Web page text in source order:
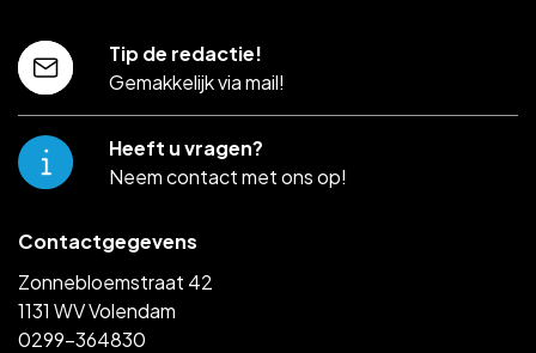
Contactgegevens
Zonnebloemstraat 42
1131 WV Volendam
0299-364830
Tip de redactie!
Gemakkelijk via mail!
Heeft u vragen?
Neem contact met ons op!